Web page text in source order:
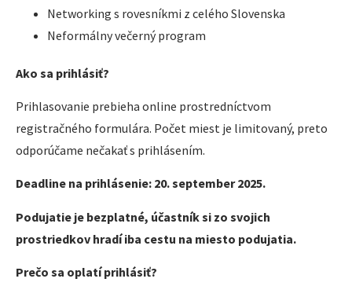
Networking s rovesníkmi z celého Slovenska
Neformálny večerný program
Ako sa prihlásiť?
Prihlasovanie prebieha online prostredníctvom
registračného formulára. Počet miest je limitovaný, preto
odporúčame nečakať s prihlásením.
Deadline na prihlásenie: 20. september 2025.
Podujatie je bezplatné, účastník si zo svojich
prostriedkov hradí iba cestu na miesto podujatia.
Prečo sa oplatí prihlásiť?